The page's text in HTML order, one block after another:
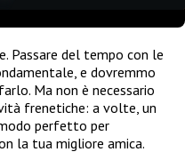
Passare del tempo con le
e dovremmo
Ma non è necessario
frenetiche: a volte, un
perfetto per
la tua migliore amica.